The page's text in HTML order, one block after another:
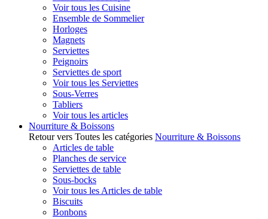
Voir tous les Cuisine
Ensemble de Sommelier
Horloges
Magnets
Serviettes
Peignoirs
Serviettes de sport
Voir tous les Serviettes
Sous-Verres
Tabliers
Voir tous les articles
Nourriture & Boissons
Retour vers Toutes les catégories Nourriture & Boissons
Articles de table
Planches de service
Serviettes de table
Sous-bocks
Voir tous les Articles de table
Biscuits
Bonbons